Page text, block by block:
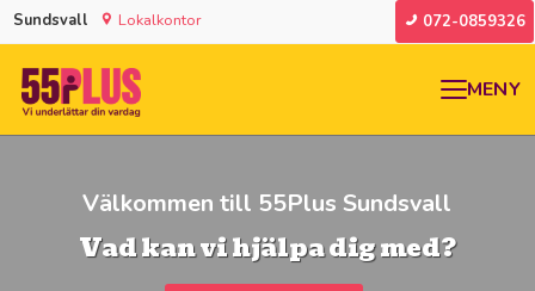
Sundsvall Lokalkontor 072-0859326
MENY
Välkommen till 55Plus Sundsvall
Vad kan vi hjälpa dig med?